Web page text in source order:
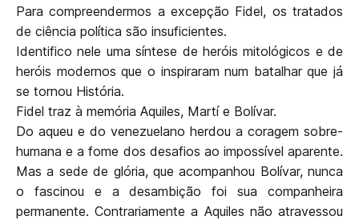
Para compreendermos a excepção Fidel, os tratados
de ciência política são insuficientes.
Identifico nele uma síntese de heróis mitológicos e de
heróis modernos que o inspiraram num batalhar que já
se tornou História.
Fidel traz à memória Aquiles, Martí e Bolívar.
Do aqueu e do venezuelano herdou a coragem sobre-
humana e a fome dos desafios ao impossível aparente.
Mas a sede de glória, que acompanhou Bolívar, nunca
o fascinou e a desambição foi sua companheira
permanente. Contrariamente a Aquiles não atravessou